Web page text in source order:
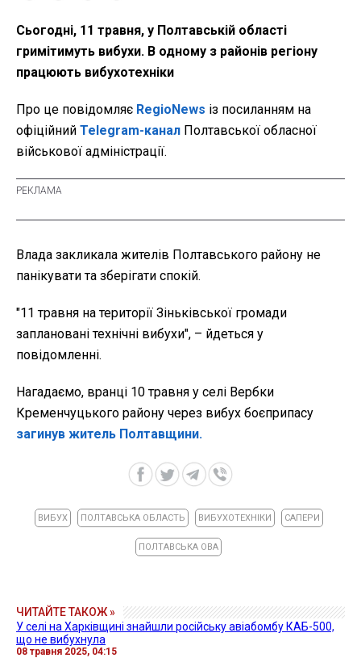
Сьогодні, 11 травня, у Полтавській області
гримітимуть вибухи. В одному з районів регіону
працюють вибухотехніки
Про це повідомляє RegioNews із посиланням на
офіційний Telegram-канал Полтавської обласної
військової адміністрації.
Влада закликала жителів Полтавського району не
панікувати та зберігати спокій.
"11 травня на території Зіньківської громади
заплановані технічні вибухи", – йдеться у
повідомленні.
Нагадаємо, вранці 10 травня у селі Вербки
Кременчуцького району через вибух боєприпасу
загинув житель Полтавщини.
ВИБУХ ПОЛТАВСЬКА ОБЛАСТЬ ВИБУХОТЕХНІКИ САПЕРИ
ПОЛТАВСЬКА ОВА
ЧИТАЙТЕ ТАКОЖ »
У селі на Харківщині знайшли російську авіабомбу КАБ-500,
що не вибухнула
08 травня 2025, 04:15